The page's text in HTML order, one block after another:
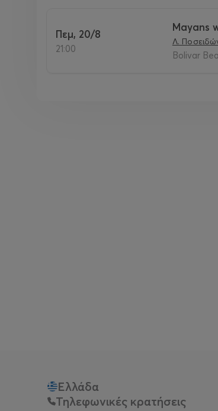
Πεμ, 20/8
21:00
Mayans
Λ.
Bolivar
Ελλάδα
Τηλεφωνικές κρατήσεις